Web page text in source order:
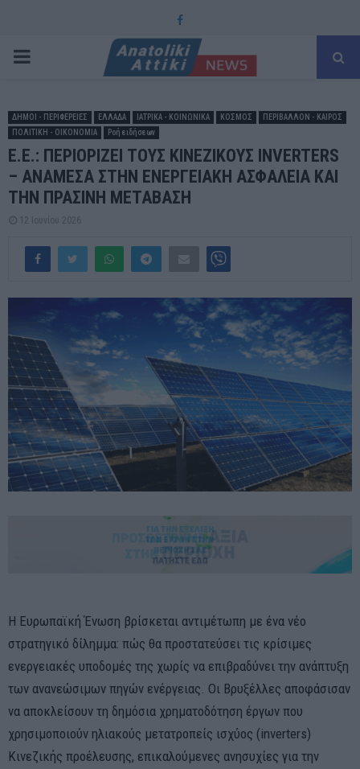
Facebook
PRIMARY
ΔΗΜΟΙ - ΠΕΡΙΦΕΡΕΙΕΣ ΕΛΛΑΔΑ ΙΑΤΡΙΚΑ - ΚΟΙΝΩΝΙΚΑ ΚΟΣΜΟΣ
ΠΕΡΙΒΑΛΛΟΝ - ΚΑΙΡΟΣ
ΠΟΛΙΤΙΚΗ - ΟΙΚΟΝΟΜΙΑ
Ροή ειδήσεων
Ε.Ε.: ΠΕΡΙΟΡΙΖΕΙ ΤΟΥΣ ΚΙΝΕΖΙΚΟΥΣ INVERTERS
– ΑΝΑΜΕΣΑ ΣΤΗΝ ΕΝΕΡΓΕΙΑΚΗ ΑΣΦΑΛΕΙΑ ΚΑΙ
ΤΗΝ ΠΡΑΣΙΝΗ ΜΕΤΑΒΑΣΗ
12 Ιουνίου 2026
Η Ευρωπαϊκή Ένωση βρίσκεται αντιμέτωπη με ένα νέο
στρατηγικό δίλημμα: πώς θα προστατεύσει τις κρίσιμες
ενεργειακές υποδομές της χωρίς να επιβραδύνει την ανάπτυξη
των ανανεώσιμων πηγών ενέργειας. Οι Βρυξέλλες αποφάσισαν
να αποκλείσουν τη δημόσια χρηματοδότηση έργων που
χρησιμοποιούν ηλιακούς μετατροπείς ισχύος (inverters)
Κινεζικής προέλευσης, επικαλούμενες ανησυχίες για την